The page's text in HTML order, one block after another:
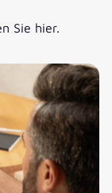
Sie hier.